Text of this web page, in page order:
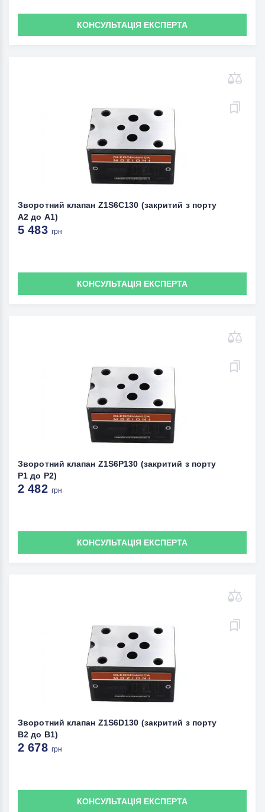
КОНСУЛЬТАЦІЯ ЕКСПЕРТА
Зворотний клапан Z1S6C130 (закритий з порту
А2 до А1)
5 483 грн
КОНСУЛЬТАЦІЯ ЕКСПЕРТА
Зворотний клапан Z1S6P130 (закритий з порту
P1 до P2)
2 482 грн
КОНСУЛЬТАЦІЯ ЕКСПЕРТА
Зворотний клапан Z1S6D130 (закритий з порту
В2 до В1)
2 678 грн
КОНСУЛЬТАЦІЯ ЕКСПЕРТА